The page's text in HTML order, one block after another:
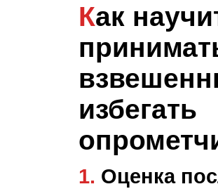
Как научиться
избегать
1. Оценка